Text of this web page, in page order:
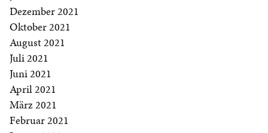
Dezember 2021
Oktober 2021
August 2021
Juli 2021
Juni 2021
April 2021
März 2021
Februar 2021